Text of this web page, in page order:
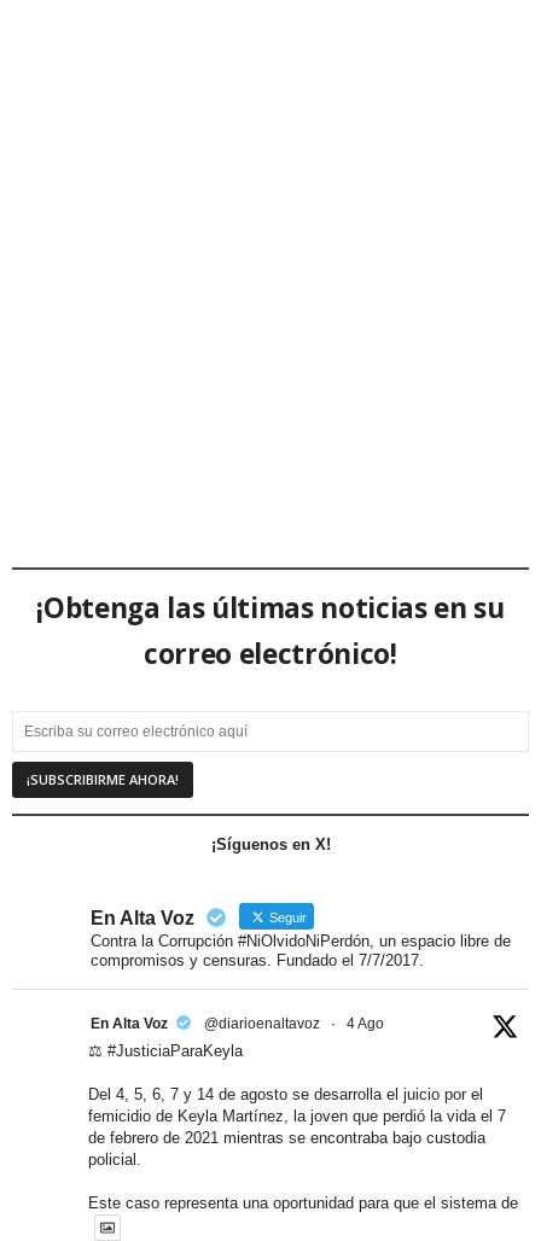
¡Obtenga las últimas noticias en su
correo electrónico!
¡Síguenos en X!
En Alta Voz Seguir
Contra la Corrupción #NiOlvidoNiPerdón, un espacio libre de
compromisos y censuras. Fundado el 7/7/2017.
En Alta Voz @diarioenaltavoz · 4 Ago
⚖️ #JusticiaParaKeyla
Del 4, 5, 6, 7 y 14 de agosto se desarrolla el juicio por el
femicidio de Keyla Martínez, la joven que perdió la vida el 7
de febrero de 2021 mientras se encontraba bajo custodia
policial.
Este caso representa una oportunidad para que el sistema de